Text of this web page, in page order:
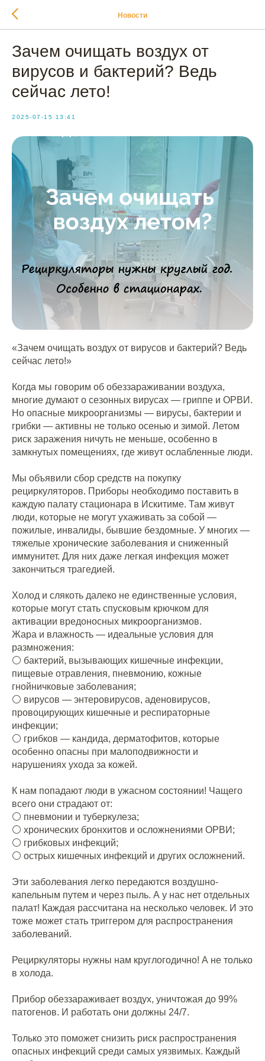
Новости
Зачем очищать воздух от
вирусов и бактерий? Ведь
сейчас лето!
2025-07-15 13:41
«Зачем очищать воздух от вирусов и бактерий? Ведь
сейчас лето!»
Когда мы говорим об обеззараживании воздуха,
многие думают о сезонных вирусах — гриппе и ОРВИ.
Но опасные микроорганизмы — вирусы, бактерии и
грибки — активны не только осенью и зимой. Летом
риск заражения ничуть не меньше, особенно в
замкнутых помещениях, где живут ослабленные люди.
Мы объявили сбор средств на покупку
рециркуляторов. Приборы необходимо поставить в
каждую палату стационара в Искитиме. Там живут
люди, которые не могут ухаживать за собой —
пожилые, инвалиды, бывшие бездомные. У многих —
тяжелые хронические заболевания и сниженный
иммунитет. Для них даже легкая инфекция может
закончиться трагедией.
Холод и слякоть далеко не единственные условия,
которые могут стать спусковым крючком для
активации вредоносных микроорганизмов.
Жара и влажность — идеальные условия для
размножения:
⚪️ бактерий, вызывающих кишечные инфекции,
пищевые отравления, пневмонию, кожные
гнойничковые заболевания;
⚪️ вирусов — энтеровирусов, аденовирусов,
провоцирующих кишечные и респираторные
инфекции;
⚪️ грибков — кандида, дерматофитов, которые
особенно опасны при малоподвижности и
нарушениях ухода за кожей.
К нам попадают люди в ужасном состоянии! Чащего
всего они страдают от:
⚪️ пневмонии и туберкулеза;
⚪️ хронических бронхитов и осложнениями ОРВИ;
⚪️ грибковых инфекций;
⚪️ острых кишечных инфекций и других осложнений.
Эти заболевания легко передаются воздушно-
капельным путем и через пыль. А у нас нет отдельных
палат! Каждая рассчитана на несколько человек. И это
тоже может стать триггером для распространения
заболеваний.
Рециркуляторы нужны нам круглогодично! А не только
в холода.
Прибор обеззараживает воздух, уничтожая до 99%
патогенов. И работать они должны 24/7.
Только это поможет снизить риск распространения
опасных инфекций среди самых уязвимых. Каждый